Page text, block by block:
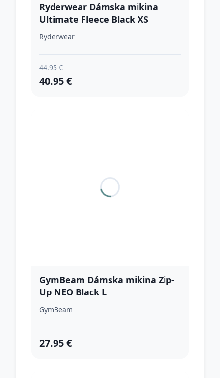
Ryderwear Dámska mikina
Ultimate Fleece Black XS
Ryderwear
44.95 €
40.95 €
GymBeam Dámska mikina Zip-
Up NEO Black L
GymBeam
27.95 €